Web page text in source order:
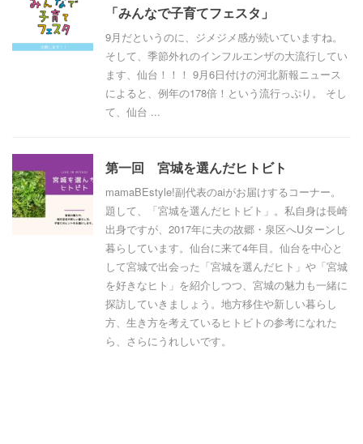
「みんなで子育てフェスタ」
9月だというのに、ジメジメ感が続いていますね。
そして、季節外れのインフルエンザの大流行してい
ます、仙台！！！ 9月6日付けの河北新報ニュース
によると、例年の178倍！という流行っぷり。 そし
て、仙台 ...
第一回 宮城を選んだヒトビト
mamaBEstyle!副代表のaiがお届けするコーナー。
題して、「宮城を選んだヒトビト」。私自身は長崎
出身ですが、2017年に夫の故郷・泉区へUターンし
暮らしています。仙台に来て4年目。仙台を中心と
して宮城で出会った「宮城を選んだヒト」や「宮城
を好きなヒト」を紹介しつつ、宮城の魅力も一緒に
探訪していきましょう。地方移住や新しい暮らし
方、生き方を考えているヒトビトの参考になれた
ら、さらにうれしいです。